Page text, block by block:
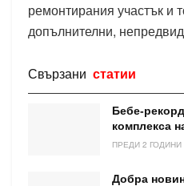
ремонтирания участък и
допълнителни,
Свързани статии
Бебе-
комплекса
ПРЕДИ 2 ГОДИНИ
Добра